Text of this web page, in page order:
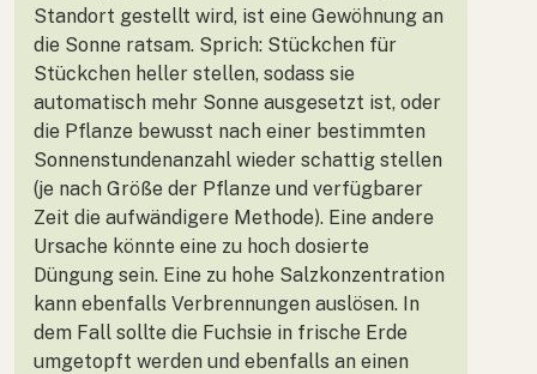
Standort gestellt wird, ist eine Gewöhnung an
die Sonne ratsam. Sprich: Stückchen für
Stückchen heller stellen, sodass sie
automatisch mehr Sonne ausgesetzt ist, oder
die Pflanze bewusst nach einer bestimmten
Sonnenstundenanzahl wieder schattig stellen
(je nach Größe der Pflanze und verfügbarer
Zeit die aufwändigere Methode). Eine andere
Ursache könnte eine zu hoch dosierte
Düngung sein. Eine zu hohe Salzkonzentration
kann ebenfalls Verbrennungen auslösen. In
dem Fall sollte die Fuchsie in frische Erde
umgetopft werden und ebenfalls an einen